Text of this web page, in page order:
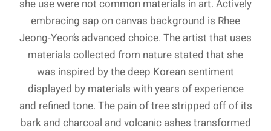
she use were not common materials in art. Actively
embracing sap on canvas background is Rhee
Jeong-Yeon’s advanced choice. The artist that uses
materials collected from nature stated that she
was inspired by the deep Korean sentiment
displayed by materials with years of experience
and refined tone. The pain of tree stripped off of its
bark and charcoal and volcanic ashes transformed